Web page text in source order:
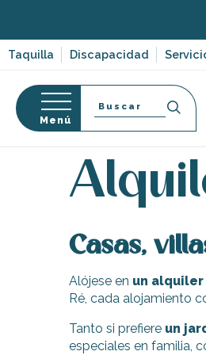
contenu
principal
Taquilla Discapacidad
sur-
Menú
Buscar
Página Web
Casas,
Alójese en un
Ré, cada alojamiento
Tanto si prefiere un
especiales en familia,